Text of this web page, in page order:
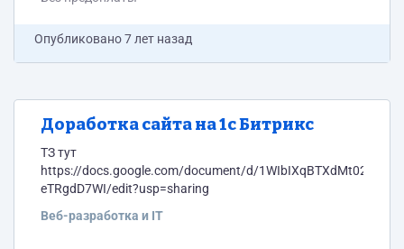
“Главная...
Опубликовано7 лет назад
Доработка сайта на 1с Битрикс
ТЗ тут
https://docs.google.com/document/d/
eTRgdD7WI/edit?usp=sharing
Веб-разработка и IT